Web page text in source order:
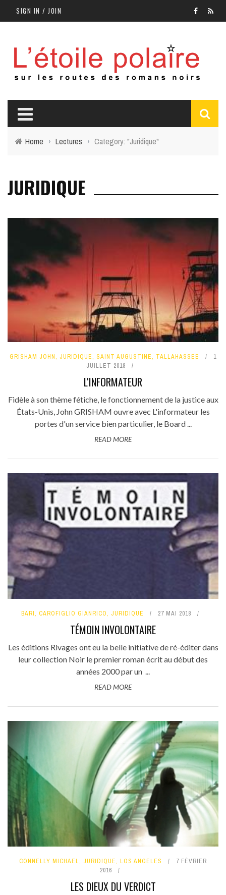
SIGN IN / JOIN
Home › Lectures › Category: "Juridique"
JURIDIQUE
GRISHAM JOHN, JURIDIQUE, SAINT AUGUSTINE, TALLAHASSEE
1
JUILLET 2018
L'INFORMATEUR
Fidèle à son thème fétiche, le fonctionnement de la justice aux
États-Unis, John GRISHAM ouvre avec L'informateur les
portes d'un service bien particulier, le Board ...
READ MORE
BARI, CAROFIGLIO GIANRICO, JURIDIQUE 27 MAI 2018
TÉMOIN INVOLONTAIRE
Les éditions Rivages ont eu la belle initiative de ré-éditer dans
leur collection Noir le premier roman écrit au début des
années 2000 par un ...
READ MORE
CONNELLY MICHAEL, JURIDIQUE, LOS ANGELES
7 FÉVRIER
2016
LES DIEUX DU VERDICT